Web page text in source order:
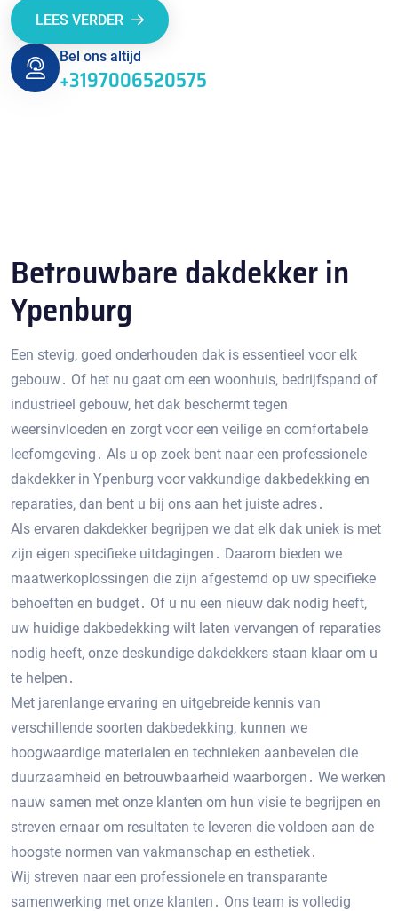
LEES VERDER
Bel ons altijd
+3197006520575
Betrouwbare dakdekker in
Ypenburg
Een stevig‚ goed onderhouden dak is essentieel voor elk
gebouw․ Of het nu gaat om een ​​woonhuis‚ bedrijfspand of
industrieel gebouw‚ het dak beschermt tegen
weersinvloeden en zorgt voor een veilige en comfortabele
leefomgeving․ Als u op zoek bent naar een professionele
dakdekker in Ypenburg voor vakkundige dakbedekking en
reparaties‚ dan bent u bij ons aan het juiste adres․
Als ervaren dakdekker begrijpen we dat elk dak uniek is met
zijn eigen specifieke uitdagingen․ Daarom bieden we
maatwerkoplossingen die zijn afgestemd op uw specifieke
behoeften en budget․ Of u nu een nieuw dak nodig heeft‚
uw huidige dakbedekking wilt laten vervangen of reparaties
nodig heeft‚ onze deskundige dakdekkers staan klaar om u
te helpen․
Met jarenlange ervaring en uitgebreide kennis van
verschillende soorten dakbedekking‚ kunnen we
hoogwaardige materialen en technieken aanbevelen die
duurzaamheid en betrouwbaarheid waarborgen․ We werken
nauw samen met onze klanten om hun visie te begrijpen en
streven ernaar om resultaten te leveren die voldoen aan de
hoogste normen van vakmanschap en esthetiek․
Wij streven naar een professionele en transparante
samenwerking met onze klanten․ Ons team is volledig